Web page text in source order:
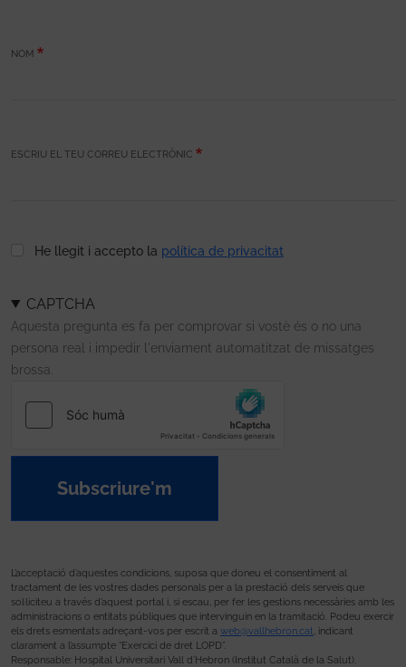
NOM
ESCRIU EL TEU CORREU ELECTRÒNIC
He llegit i accepto la política de privacitat
CAPTCHA
Aquesta pregunta es fa per comprovar si vostè és o no una
persona real i impedir l'enviament automatitzat de missatges
brossa.
Subscriure'm
L’acceptació d’aquestes condicions, suposa que doneu el consentiment al
tractament de les vostres dades personals per a la prestació dels serveis que
sol·liciteu a través d’aquest portal i, si escau, per fer les gestions necessàries amb les
administracions o entitats públiques que intervinguin en la tramitació. Podeu exercir
els drets esmentats adreçant-vos per escrit a web@vallhebron.cat, indicant
clarament a l’assumpte “Exercici de dret LOPD”.
Responsable: Hospital Universitari Vall d’Hebron (Institut Català de la Salut).